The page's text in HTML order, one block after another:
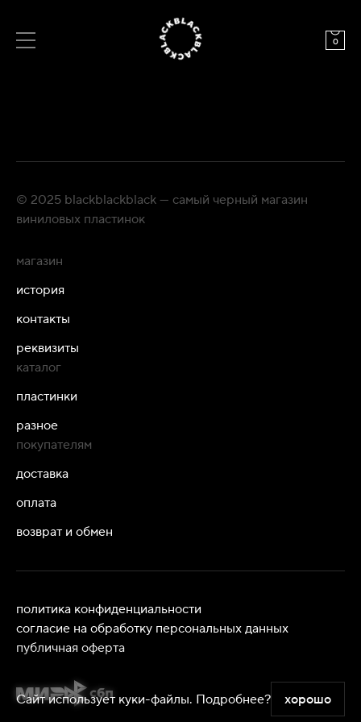
0
© 2025 blackblackblack — самый черный магазин
виниловых пластинок
магазин
история
контакты
реквизиты
каталог
пластинки
разное
покупателям
доставка
оплата
возврат и обмен
политика конфиденциальности
согласие на обработку персональных данных
публичная оферта
Сайт использует куки-файлы. Подробнее? хорошо